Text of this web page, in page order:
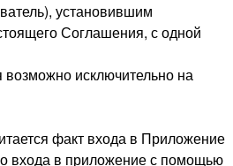
установившим
Соглашения, с одной
возможно исключительно на
факт входа в Приложение
входа в приложение с помощью